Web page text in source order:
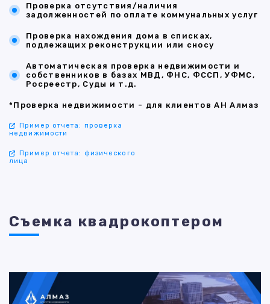
Проверка отсутствия/наличия
задолженностей по оплате коммунальных услуг
Проверка нахождения дома в списках,
подлежащих реконструкции или сносу
Автоматическая проверка недвижимости и
собственников в базах МВД, ФНС, ФССП, УФМС,
Росреестр, Суды и т.д.
*Проверка недвижимости - для клиентов АН Алмаз
Пример отчета: проверка
недвижимости
Пример отчета: физического
лица
Съемка квадрокоптером